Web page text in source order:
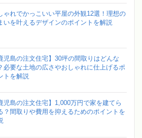
ゃれでかっこいい平屋の外観12選！理想の
いを叶えるデザインのポイントを解説
児島の注文住宅】30坪の間取りはどんな
必要な土地の広さやおしゃれに仕上げるポ
トを解説
児島の注文住宅】1,000万円で家を建てら
？間取りや費用を抑えるためのポイントを